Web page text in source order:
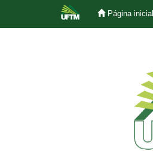
Página inicial